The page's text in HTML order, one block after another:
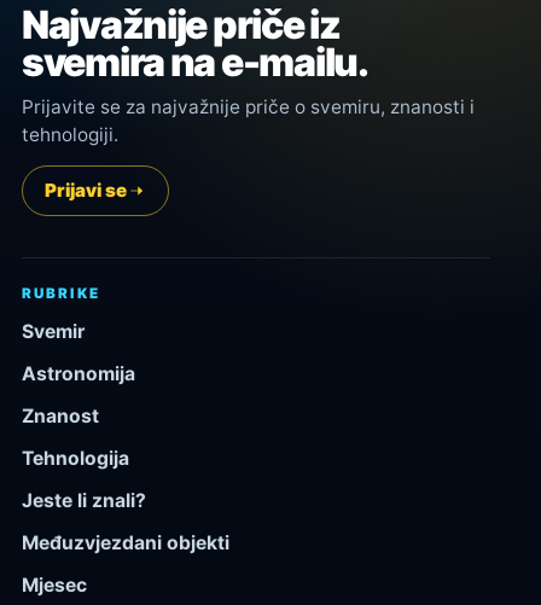
Najvažnije priče iz
svemira na e-mailu.
Prijavite se za najvažnije priče o svemiru, znanosti i
tehnologiji.
Prijavi se
RUBRIKE
Svemir
Astronomija
Znanost
Tehnologija
Jeste li znali?
Međuzvjezdani objekti
Mjesec